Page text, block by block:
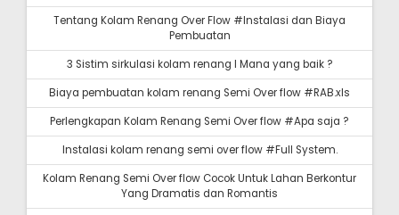
Tentang Kolam Renang Over Flow #Instalasi dan Biaya
Pembuatan
3 Sistim sirkulasi kolam renang I Mana yang baik ?
Biaya pembuatan kolam renang Semi Over flow #RAB.xls
Perlengkapan Kolam Renang Semi Over flow #Apa saja ?
Instalasi kolam renang semi over flow #Full System.
Kolam Renang Semi Over flow Cocok Untuk Lahan Berkontur
Yang Dramatis dan Romantis